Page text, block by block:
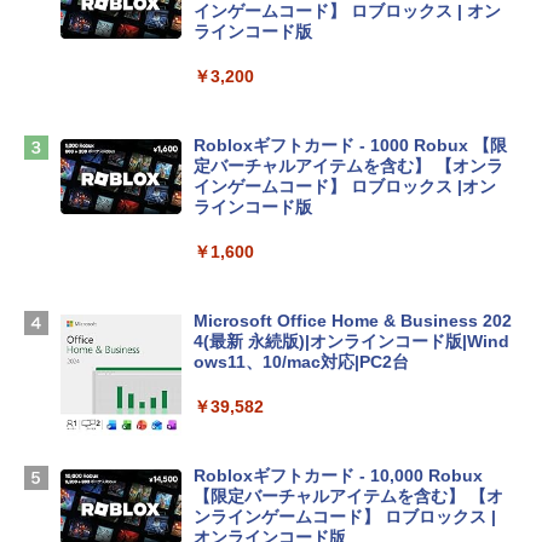
tomtoc 360°保護 15.6 16インチ パソコ
book Lenovo対応
【Amazon.co.jp限定】 HP ノートパソコ
ン 15-fd 15.6インチ 16GBメモリ 512GB
Apple 2026 MacBook Air M5チップ搭載
13インチノートブック：AIとApple Intell
スプレイ、16GBユニファイドメモリ、1
D - ミッドナイト
￥278,800
インゲームコード】 ロブロックス | オン
ラインコード版
￥3,200
Robloxギフトカード - 1000 Robux 【限
定バーチャルアイテムを含む】 【オンラ
インゲームコード】 ロブロックス |オン
ラインコード版
￥1,600
Microsoft Office Home & Business 202
4(最新 永続版)|オンラインコード版|Wind
ows11、10/mac対応|PC2台
￥39,582
Robloxギフトカード - 10,000 Robux
【限定バーチャルアイテムを含む】 【オ
ンラインゲームコード】 ロブロックス |
オンラインコード版